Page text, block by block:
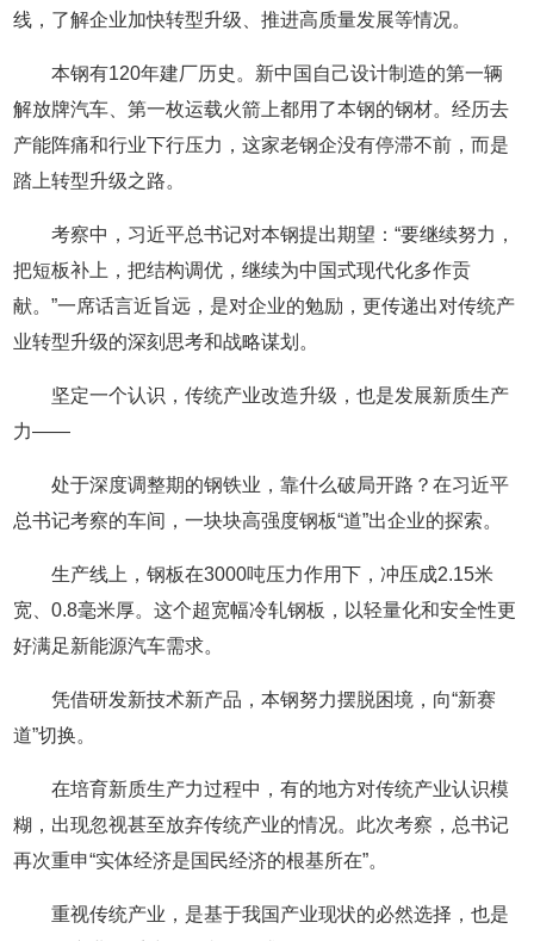
线，了解企业加快转型升级、推进高质量发展等情况。
本钢有120年建厂历史。新中国自己设计制造的第一辆
解放牌汽车、第一枚运载火箭上都用了本钢的钢材。经历去
产能阵痛和行业下行压力，这家老钢企没有停滞不前，而是
踏上转型升级之路。
考察中，习近平总书记对本钢提出期望：“要继续努力，
把短板补上，把结构调优，继续为中国式现代化多作贡
献。”一席话言近旨远，是对企业的勉励，更传递出对传统产
业转型升级的深刻思考和战略谋划。
坚定一个认识，传统产业改造升级，也是发展新质生产
力——
处于深度调整期的钢铁业，靠什么破局开路？在习近平
总书记考察的车间，一块块高强度钢板“道”出企业的探索。
生产线上，钢板在3000吨压力作用下，冲压成2.15米
宽、0.8毫米厚。这个超宽幅冷轧钢板，以轻量化和安全性更
好满足新能源汽车需求。
凭借研发新技术新产品，本钢努力摆脱困境，向“新赛
道”切换。
在培育新质生产力过程中，有的地方对传统产业认识模
糊，出现忽视甚至放弃传统产业的情况。此次考察，总书记
再次重申“实体经济是国民经济的根基所在”。
重视传统产业，是基于我国产业现状的必然选择，也是